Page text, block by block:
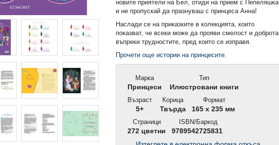
новите приятели на Бел, отиди на прием с Пепеляшка
и не пропускай да празнуваш с принцеса Анна!
Наслади се на приказките в колекцията, които
показват, че всеки може да прояви смелост и доброта
въпреки трудностите, пред които се изправя.
Прочети още истории на принцесите.
Марка
Принцеси
Тип
Илюстровани книги
Възраст
5+
Корица
Твърда
Формат
165 x 235 мм
Страници
272 цветни
ISBN/Баркод
9789542725831